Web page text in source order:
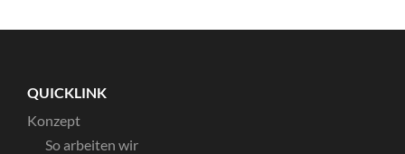
QUICKLINK
Konzept
So arbeiten wir